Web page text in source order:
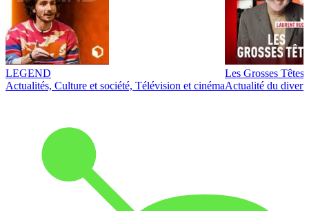
LEGEND
Actualités, Culture et société, Télévision et cinéma
Les Grosses Têtes
Actualité du